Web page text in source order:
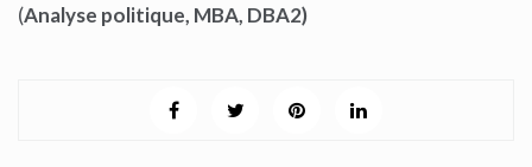
(Analyse politique, MBA, DBA2)